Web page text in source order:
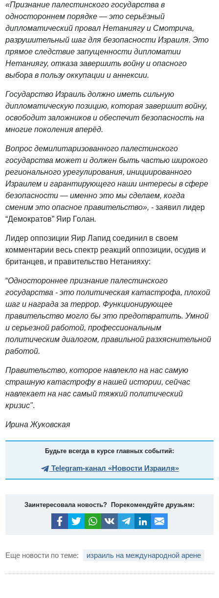
«Признание палестинского государства в
одностороннем порядке — это серьёзный
дипломатический провал Нетаниягу и Смотрича,
разрушительный шаг для безопасности Израиля. Это
прямое следствие запущенности дипломатии
Нетаниягу, отказа завершить войну и опасного
выбора в пользу оккупации и аннексии.
Государство Израиль должно иметь сильную
дипломатическую позицию, которая завершит войну,
освободит заложников и обеспечит безопасность на
многие поколения вперёд.
Вопрос демилитаризованного палестинского
государства может и должен быть частью широкого
регионального урегулирования, инициированного
Израилем и гарантирующего наши интересы в сфере
безопасности — именно это мы сделаем, когда
сменим это опасное правительство», - заявил лидер
“Демократов” Яир Голан.
Лидер оппозиции Яир Лапид соединил в своем
комментарии весь спектр реакций оппозиции, осудив и
британцев, и правительство Нетанияху:
“Одностороннее признание палестинского
государства - это политическая катастрофа, плохой
шаг и награда за террор. Функционирующее
правительство могло бы это предотвратить. Умной
и серьезной работой, профессиональным
политическим диалогом, правильной разхяснительной
работой.
Правительство, которое навлекло на нас самую
страшную катастрофу в нашей истории, сейчас
навлекает на нас самый тяжкий политический
кризис".
Ирина Жуковская
Будьте всегда в курсе главных событий:
Telegram-канал «Новости Израиля»
Заинтересовала новость? Порекомендуйте друзьям:
Еще новости по теме: израиль на международной арене